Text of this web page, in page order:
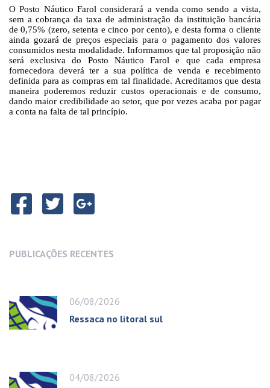
O Posto Náutico Farol considerará a venda como sendo a vista,
sem a cobrança da taxa de administração da instituição bancária
de 0,75% (zero, setenta e cinco por cento), e desta forma o cliente
ainda gozará de preços especiais para o pagamento dos valores
consumidos nesta modalidade. Informamos que tal proposição não
será exclusiva do Posto Náutico Farol e que cada empresa
fornecedora deverá ter a sua política de venda e recebimento
definida para as compras em tal finalidade. Acreditamos que desta
maneira poderemos reduzir custos operacionais e de consumo,
dando maior credibilidade ao setor, que por vezes acaba por pagar
a conta na falta de tal princípio.
PUBLICAÇÕES RECENTES
06/08/2026
Ressaca no litoral sul
04/08/2026